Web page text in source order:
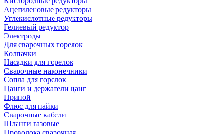
Ацетиленовые редукторы
Углекислотные редукторы
Гелиевый редуктор
Электроды
Для сварочных горелок
Колпачки
Насадки для горелок
Сварочные наконечники
Сопла для горелок
Цанги и держатели цанг
Припой
Флюс для пайки
Сварочные кабели
Шланги газовые
Проволока сварочная